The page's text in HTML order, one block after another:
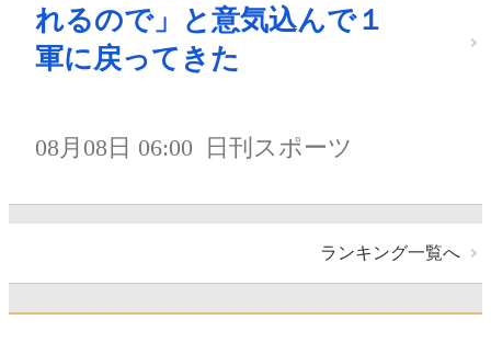
れるので」と意気込んで１
軍に戻ってきた
08月08日 06:00 日刊スポーツ
ランキング一覧へ